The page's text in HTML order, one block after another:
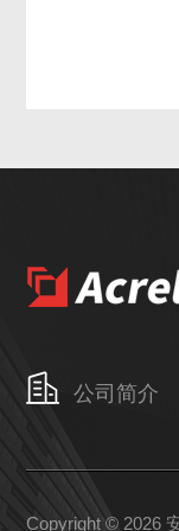
公司简介
Copyright © 2026